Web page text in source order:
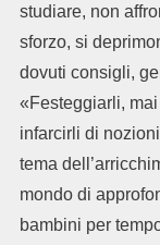
studiare, non
sforzo, si
dovuti consigli,
«Festeggiarli,
infarcirli di
tema
mondo di
bambini per